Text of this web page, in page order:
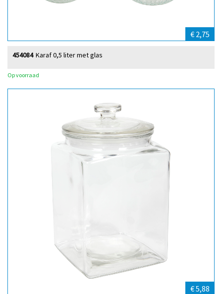
€ 2,75
Karaf 0,5 liter met glas
454084
Op voorraad
€ 5,88